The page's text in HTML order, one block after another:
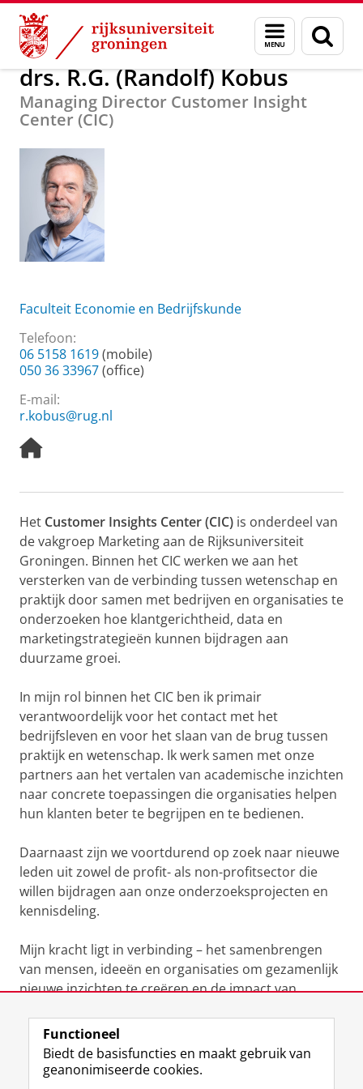
Skip
Content
Skip
Navigation
Menu
en
zoeken
Over ons drs. R.G. (Randolf) Kobus
drs. R.G. (Randolf) Kobus
Managing Director Customer Insight
Center (CIC)
Faculteit Economie en Bedrijfskunde
Telefoon:
06 5158 1619(mobile)
050 36 33967(office)
E-mail:
r.kobus@rug.nl
H
e
a
g
e
Het Customer Insights Center (CIC) is onderdeel van
de vakgroep Marketing aan de Rijksuniversiteit
Groningen. Binnen het CIC werken we aan het
versterken van de verbinding tussen wetenschap en
praktijk door samen met bedrijven en organisaties te
onderzoeken hoe klantgerichtheid, data en
marketingstrategieën kunnen bijdragen aan
duurzame groei.
In mijn rol binnen het CIC ben ik primair
verantwoordelijk voor het contact met het
bedrijfsleven en voor het slaan van de brug tussen
praktijk en wetenschap. Ik werk samen met onze
partners aan het vertalen van academische inzichten
naar concrete toepassingen die organisaties helpen
hun klanten beter te begrijpen en te bedienen.
Daarnaast zijn we voortdurend op zoek naar nieuwe
leden uit zowel de profit- als non-profitsector die
willen bijdragen aan onze onderzoeksprojecten en
kennisdeling.
Mijn kracht ligt in verbinding – het samenbrengen
van mensen, ideeën en organisaties om gezamenlijk
nieuwe inzichten te creëren en de impact van
Laatst gewijzigd: 08 mei 2026 07:45
Functioneel
Biedt de basisfuncties en maakt gebruik van
geanonimiseerde cookies.